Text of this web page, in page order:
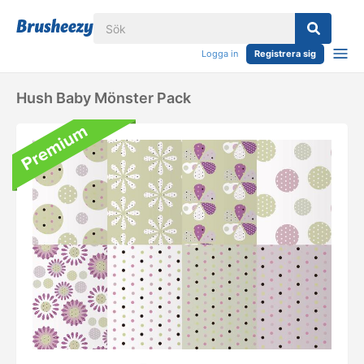
Logga in Registrera sig
Hush Baby Mönster Pack